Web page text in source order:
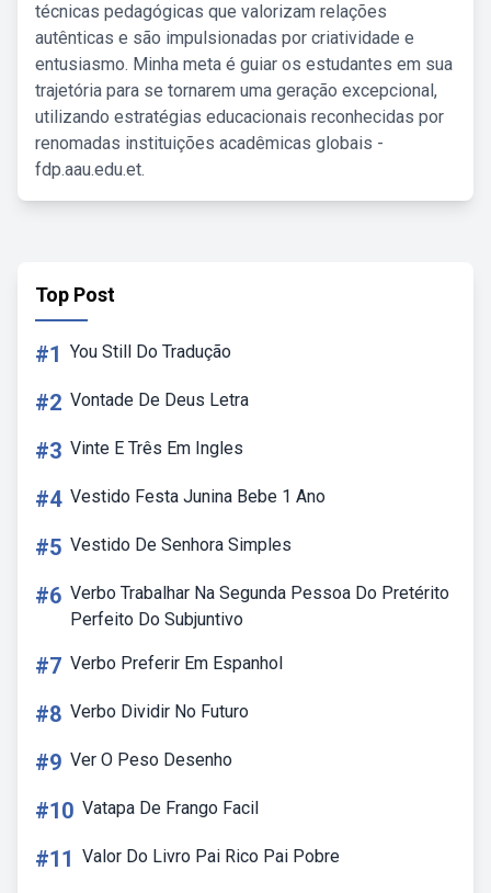
técnicas pedagógicas que valorizam relações
autênticas e são impulsionadas por criatividade e
entusiasmo. Minha meta é guiar os estudantes em sua
trajetória para se tornarem uma geração excepcional,
utilizando estratégias educacionais reconhecidas por
renomadas instituições acadêmicas globais -
fdp.aau.edu.et.
Top Post
#1 You Still Do Tradução
#2 Vontade De Deus Letra
#3 Vinte E Três Em Ingles
#4 Vestido Festa Junina Bebe 1 Ano
#5 Vestido De Senhora Simples
#6 Verbo Trabalhar Na Segunda Pessoa Do Pretérito
Perfeito Do Subjuntivo
#7 Verbo Preferir Em Espanhol
#8 Verbo Dividir No Futuro
#9 Ver O Peso Desenho
#10 Vatapa De Frango Facil
#11 Valor Do Livro Pai Rico Pai Pobre